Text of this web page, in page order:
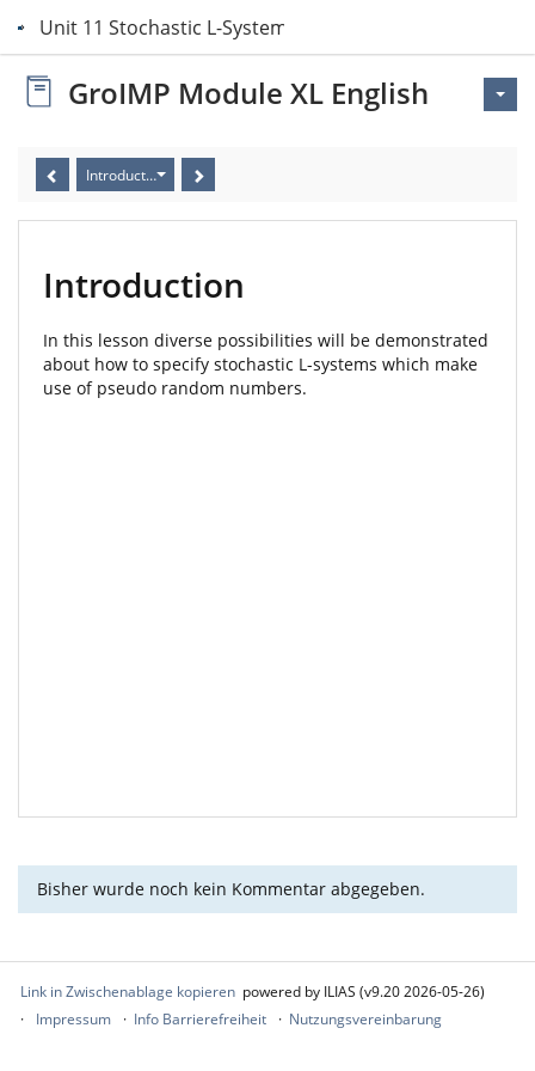
Unit 11 Stochastic L-Systems
GroIMP Module XL English
Introduction
Introduction
In this lesson diverse possibilities will be demonstrated
about how to specify stochastic L-systems which make
use of pseudo random numbers.
Bisher wurde noch kein Kommentar abgegeben.
Link in Zwischenablage kopieren powered by ILIAS (v9.20 2026-05-26)
Impressum
Info Barrierefreiheit Nutzungsvereinbarung